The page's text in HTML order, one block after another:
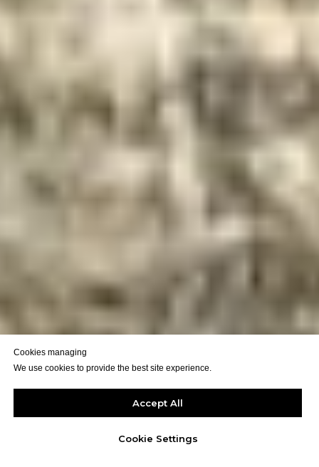
Cookies managing
We use cookies to provide the best site experience.
Accept All
Cookie Settings